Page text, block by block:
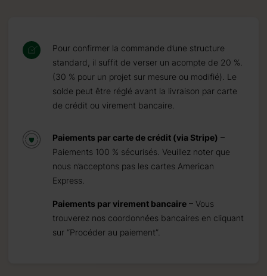
Pour confirmer la commande d’une structure
standard, il suffit de verser un acompte de 20 %.
(30 % pour un projet sur mesure ou modifié). Le
solde peut être réglé avant la livraison par carte
de crédit ou virement bancaire.
Paiements par carte de crédit (via Stripe) –
Paiements 100 % sécurisés. Veuillez noter que
nous n’acceptons pas les cartes American
Express.
Paiements par virement bancaire – Vous
trouverez nos coordonnées bancaires en cliquant
sur “Procéder au paiement”.